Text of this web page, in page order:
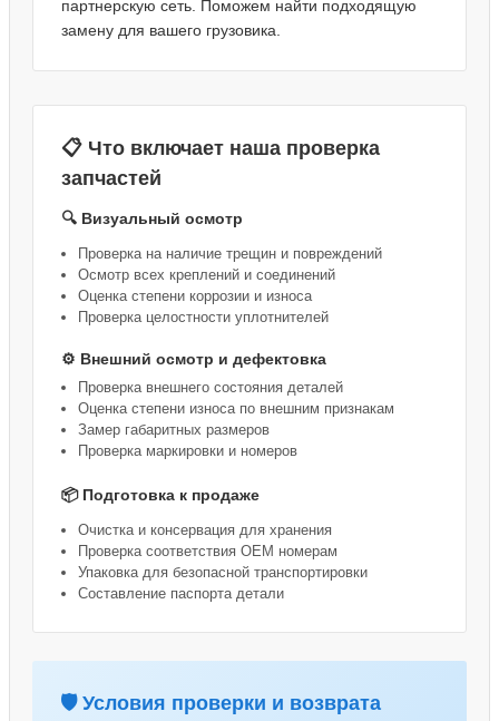
партнерскую сеть. Поможем найти подходящую
замену для вашего грузовика.
📋 Что включает наша проверка
запчастей
🔍 Визуальный осмотр
Проверка на наличие трещин и повреждений
Осмотр всех креплений и соединений
Оценка степени коррозии и износа
Проверка целостности уплотнителей
⚙️ Внешний осмотр и дефектовка
Проверка внешнего состояния деталей
Оценка степени износа по внешним признакам
Замер габаритных размеров
Проверка маркировки и номеров
📦 Подготовка к продаже
Очистка и консервация для хранения
Проверка соответствия OEM номерам
Упаковка для безопасной транспортировки
Составление паспорта детали
🛡️ Условия проверки и возврата